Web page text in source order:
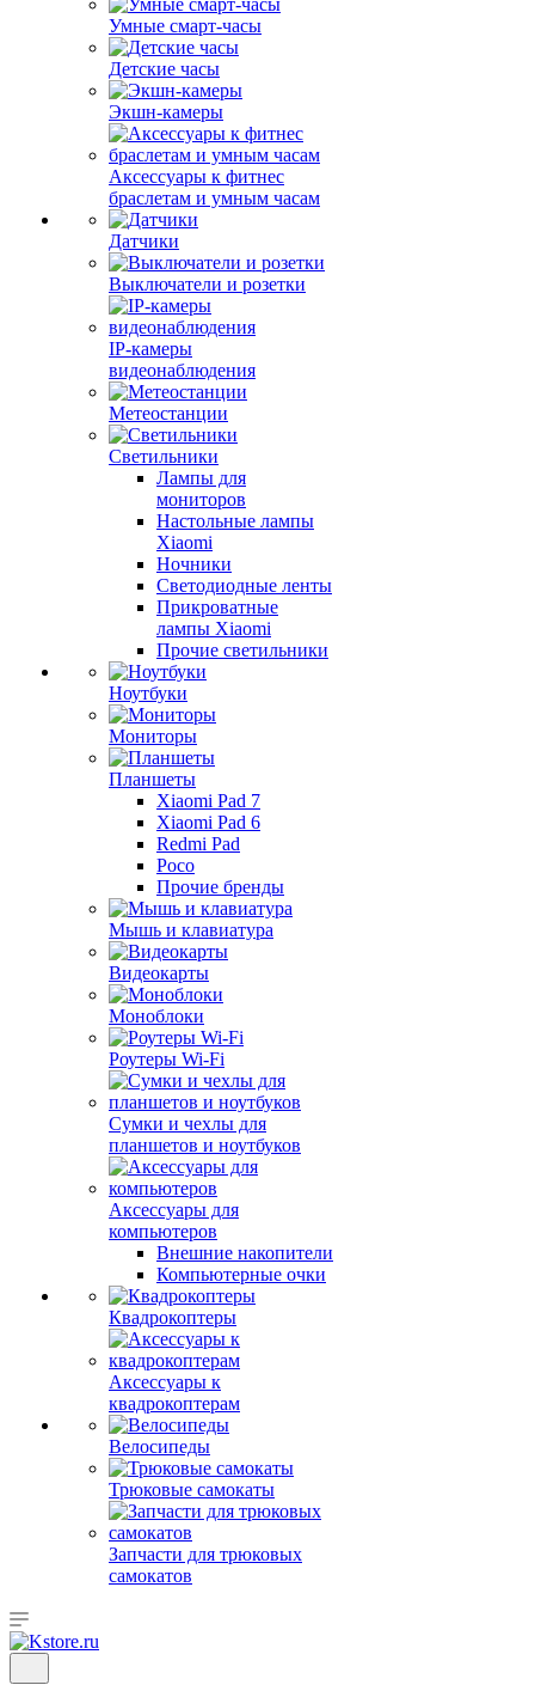
Умные смарт-часы
Детские часы
Экшн-камеры
Аксессуары к фитнес
браслетам и умным часам
Датчики
Выключатели и розетки
IP-камеры
видеонаблюдения
Метеостанции
Светильники
Лампы для
мониторов
Настольные лампы
Xiaomi
Ночники
Светодиодные ленты
Прикроватные
лампы Xiaomi
Прочие светильники
Ноутбуки
Мониторы
Планшеты
Xiaomi Pad 7
Xiaomi Pad 6
Redmi Pad
Poco
Прочие бренды
Мышь и клавиатура
Видеокарты
Моноблоки
Роутеры Wi-Fi
Сумки и чехлы для
планшетов и ноутбуков
Аксессуары для
компьютеров
Внешние накопители
Компьютерные очки
Квадрокоптеры
Аксессуары к
квадрокоптерам
Велосипеды
Трюковые самокаты
Запчасти для трюковых
самокатов